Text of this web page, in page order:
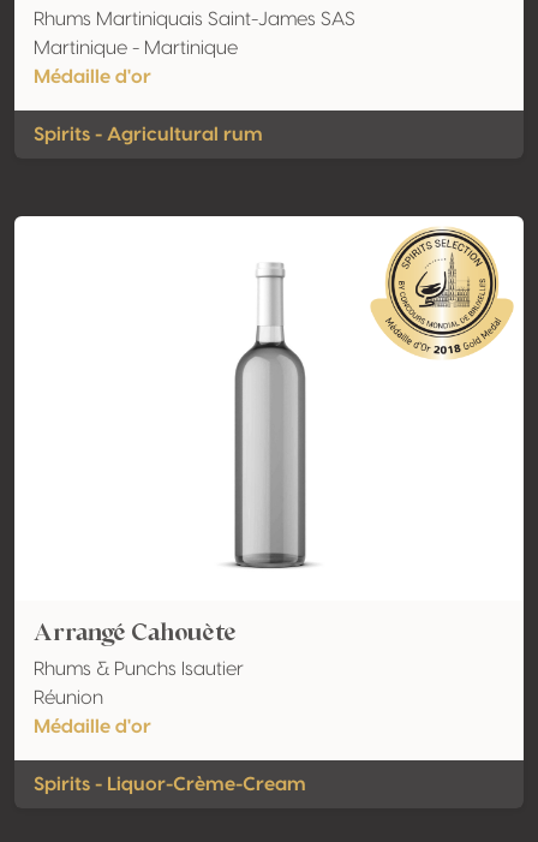
Rhums Martiniquais Saint-James SAS
Martinique - Martinique
Médaille d'or
Spirits - Agricultural rum
Arrangé Cahouète
Rhums & Punchs Isautier
Réunion
Médaille d'or
Spirits - Liquor-Crème-Cream